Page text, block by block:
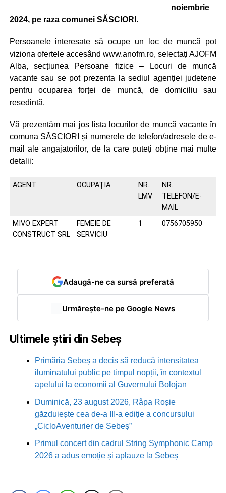
noiembrie
2024, pe raza comunei SĂSCIORI.
Persoanele interesate să ocupe un loc de muncă pot
viziona ofertele accesând www.anofm.ro, selectați AJOFM
Alba, secțiunea Persoane fizice – Locuri de muncă
vacante sau se pot prezenta la sediul agenției judetene
pentru ocuparea forței de muncă, de domiciliu sau
resedintă.
Vă prezentăm mai jos lista locurilor de muncă vacante în
comuna SĂSCIORI și numerele de telefon/adresele de e-
mail ale angajatorilor, de la care puteți obține mai multe
detalii:
AGENT OCUPAŢIA
NR.
LMV
NR.
TELEFON/E-
MAIL
MIVO EXPERT
CONSTRUCT SRL
FEMEIE DE
SERVICIU
1 0756705950
Adaugă-ne ca sursă preferată
Urmărește-ne pe Google News
Ultimele știri din Sebeș
Primăria Sebeș a decis să reducă intensitatea
iluminatului public pe timpul nopții, în contextul
apelului la economii al Guvernului Bolojan
Duminică, 23 august 2026, Râpa Roșie
găzduiește cea de-a III-a ediție a concursului
„CicloAventurier de Sebeș”
Primul concert din cadrul String Symphonic Camp
2026 a adus emoție și aplauze la Sebeș